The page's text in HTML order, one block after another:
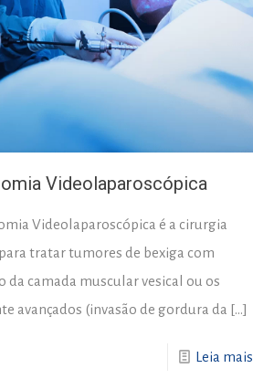
Videolaparoscópica
Videolaparoscópica é a cirurgia
tratar tumores de bexiga com
da camada muscular vesical ou os
avançados (invasão de gordura da […]
Leia mais